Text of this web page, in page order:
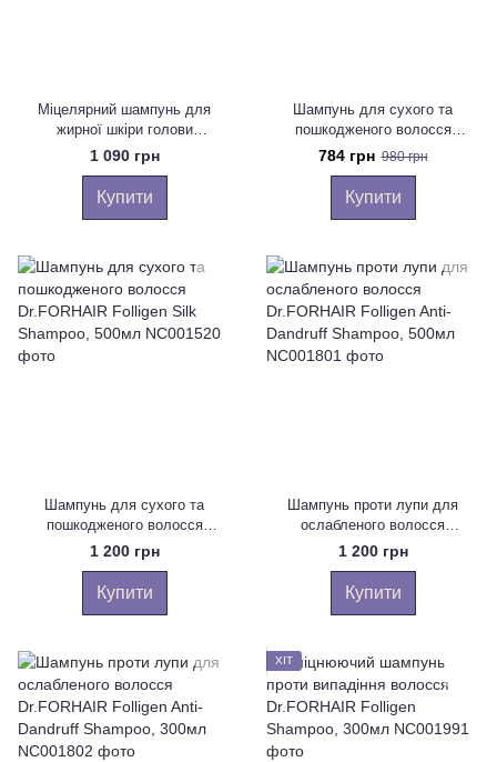
Міцелярний шампунь для
жирної шкіри голови
Dr.FORHAIR Phyto Fresh
Shampoo, 500 мл
1 090 грн
Купити
Шампунь для сухого та
пошкодженого волосся
Dr.FORHAIR Folligen Silk
Shampoo, 300мл
784 грн 980 грн
Купити
Шампунь для сухого та
пошкодженого волосся
Dr.FORHAIR Folligen Silk
Shampoo, 500мл
1 200 грн
Купити
Шампунь проти лупи для
ослабленого волосся
Dr.FORHAIR Folligen Anti-
Dandruff Shampoo, 500мл
1 200 грн
Купити
ХІТ